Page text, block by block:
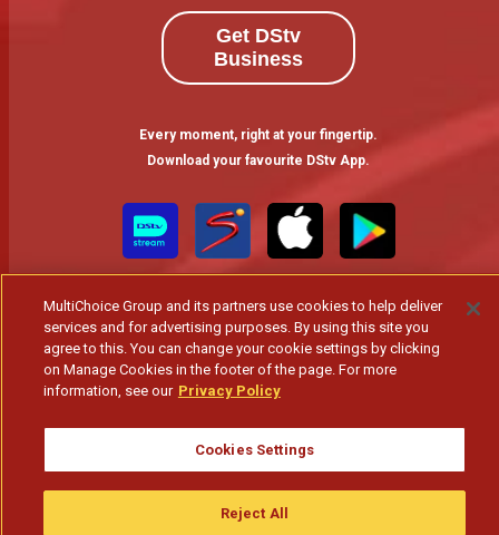
Get DStv
Business
Every moment, right at your fingertip.
Download your favourite DStv App.
MultiChoice Website Terms of Use
Gerir Cookies
MultiChoice Group and its partners use cookies to help deliver
services and for advertising purposes. By using this site you
agree to this. You can change your cookie settings by clicking
on Manage Cookies in the footer of the page. For more
information, see our Privacy Policy
Cookies Settings
Reject All